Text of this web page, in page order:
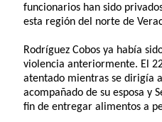
funcionarios han sido
esta región del norte de
Rodríguez Cobos ya había
violencia anteriormente. El
atentado mientras se dirigía
acompañado de su esposa y
fin de entregar alimentos a